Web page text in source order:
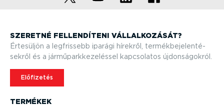
TERMÉKEK
SZERETNÉ FELLEN­DÍTENI VÁLLAL­KO­ZÁSÁT?
Értesüljön a legfrissebb iparági hírekről, termék­be­je­len­té­
sekről és a jármű­park­ke­ze­léssel kapcsolatos újdon­sá­gokról.
Előfizetés